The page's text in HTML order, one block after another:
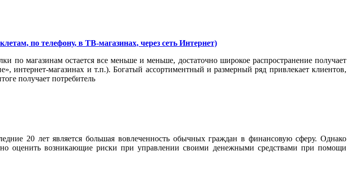
по телефону, в ТВ-магазинах, через сеть Интернет)
по магазинам остается все меньше и меньше, достаточно широкое распространение получает
интернет-магазинах и т.п.). Богатый ассортиментный и размерный ряд привлекает клиентов,
получает потребитель
20 лет является большая вовлеченность обычных граждан в финансовую сферу. Однако
оценить возникающие риски при управлении своими денежными средствами при помощи